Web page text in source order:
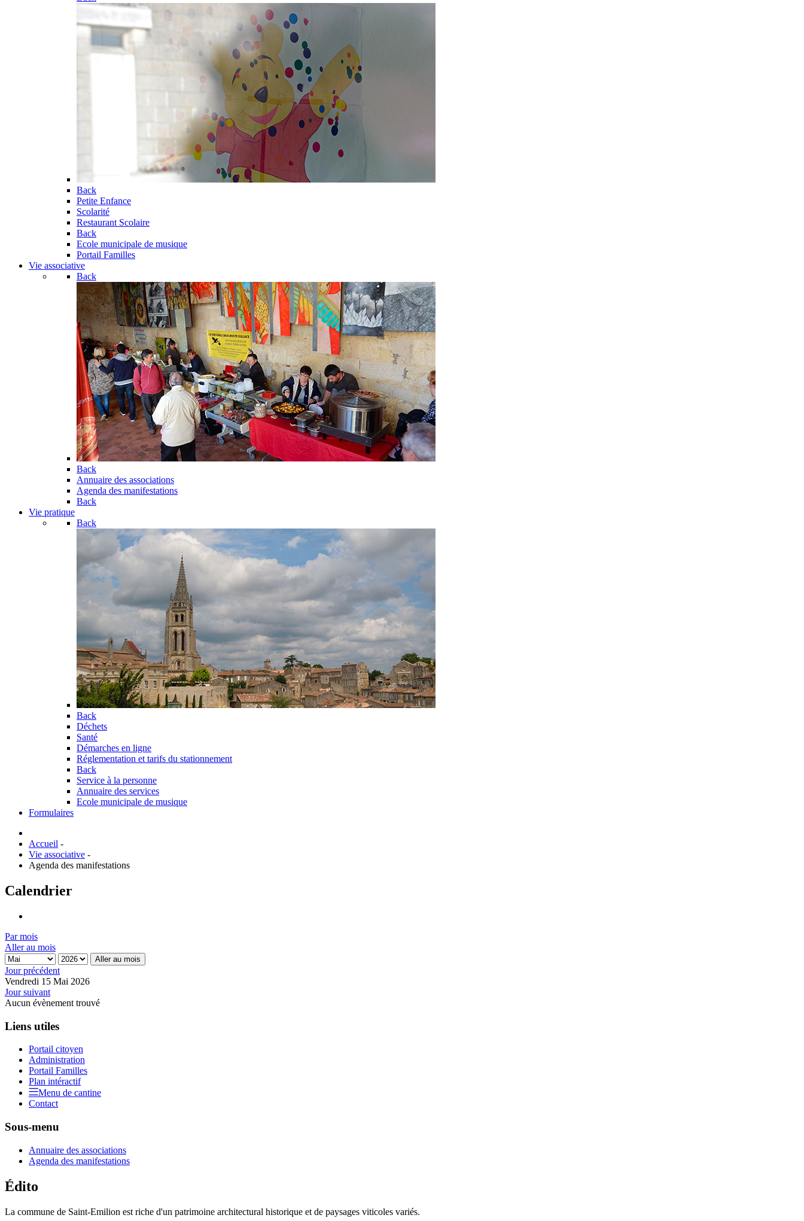
Back
Petite Enfance
Scolarité
Restaurant Scolaire
Back
Ecole municipale de musique
Portail Familles
Vie associative
Back
Back
Annuaire des associations
Agenda des manifestations
Back
Vie pratique
Back
Back
Déchets
Santé
Démarches en ligne
Réglementation et tarifs du stationnement
Back
Service à la personne
Annuaire des services
Ecole municipale de musique
Formulaires
Accueil -
Vie associative -
Agenda des manifestations
Calendrier
Par mois
Aller au mois
Aller au mois
Jour précédent
Vendredi 15 Mai 2026
Jour suivant
Aucun évènement trouvé
Liens utiles
Portail citoyen
Administration
Portail Familles
Plan intéractif
Menu de cantine
Contact
Sous-menu
Annuaire des associations
Agenda des manifestations
Édito
La commune de Saint-Emilion est riche d'un patrimoine architectural historique et de paysages viticoles variés.